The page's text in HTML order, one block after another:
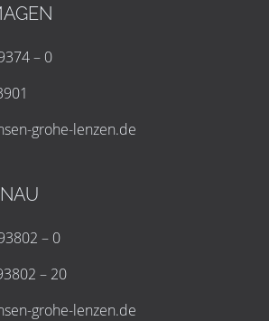
– 0
sen-grohe-lenzen.de
– 0
– 20
sen-grohe-lenzen.de